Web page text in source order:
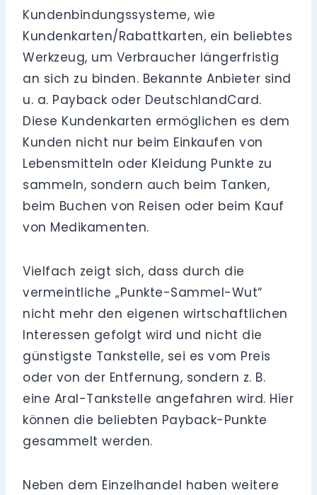
Kundenbindungssysteme, wie
Kundenkarten/Rabattkarten, ein beliebtes
Werkzeug, um Verbraucher längerfristig
an sich zu binden. Bekannte Anbieter sind
u. a. Payback oder DeutschlandCard.
Diese Kundenkarten ermöglichen es dem
Kunden nicht nur beim Einkaufen von
Lebensmitteln oder Kleidung Punkte zu
sammeln, sondern auch beim Tanken,
beim Buchen von Reisen oder beim Kauf
von Medikamenten.
Vielfach zeigt sich, dass durch die
vermeintliche „Punkte-Sammel-Wut“
nicht mehr den eigenen wirtschaftlichen
Interessen gefolgt wird und nicht die
günstigste Tankstelle, sei es vom Preis
oder von der Entfernung, sondern z. B.
eine Aral-Tankstelle angefahren wird. Hier
können die beliebten Payback-Punkte
gesammelt werden.
Neben dem Einzelhandel haben weitere